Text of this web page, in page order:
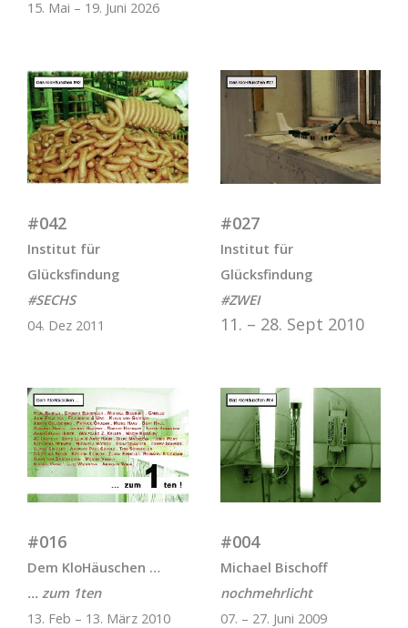
15. Mai – 19. Juni 2026
#042
Institut für
Glücksfindung
#SECHS
04. Dez 2011
#027
Institut für
Glücksfindung
#ZWEI
11. – 28. Sept 2010
#016
Dem KloHäuschen …
… zum 1ten
13. Feb – 13. März 2010
#004
Michael Bischoff
nochmehrlicht
07. – 27. Juni 2009